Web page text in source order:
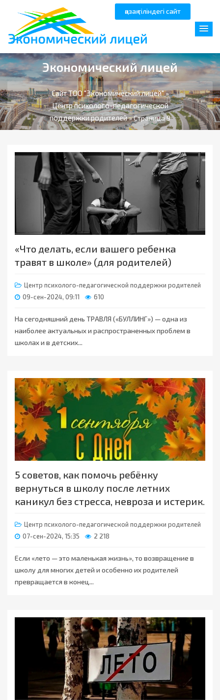
қазақ тіліндегі сайт
Экономический лицей
Сайт ТОО "Экономический лицей"»
Центр психолого-педагогической
поддержки родителей» Страница 9
«Что делать, если вашего ребенка
травят в школе» (для родителей)
Центр психолого-педагогической поддержки родителей
09-сен-2024, 09:11
610
На сегодняшний день ТРАВЛЯ («БУЛЛИНГ») — одна из
наиболее актуальных и распространенных проблем в
школах и в детских...
5 советов, как помочь ребёнку
вернуться в школу после летних
каникул без стресса, невроза и истерик.
Центр психолого-педагогической поддержки родителей
07-сен-2024, 15:35
2 218
Если «лето — это маленькая жизнь», то возвращение в
школу для многих детей и особенно их родителей
превращается в конец...